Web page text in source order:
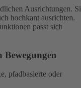
Ausrichtungen.
hochkant ausrichten.
passt sich
Bewegungen
pfadbasierte oder